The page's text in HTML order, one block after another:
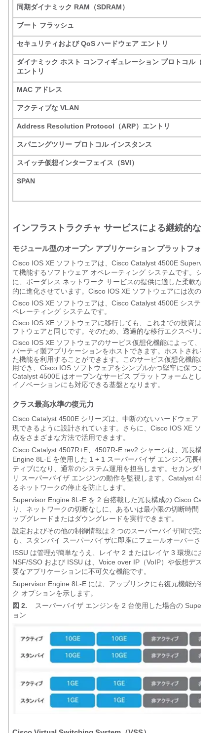
同期ダイナミック RAM（SDRAM）
ブート フラッシュ
セキュリティおよび QoS ハードウェア エントリ
ダイナミック ホスト コンフィギュレーション プロトコル（
エントリ
MAC アドレス
アクティブな VLAN
Address Resolution Protocol（ARP）エントリ
スパニングツリー プロトコル インスタンス
スイッチ仮想インターフェイス（SVI）
SPAN
インフラストラクチャ サービスによる継続的なイ
モジュール型のオープン アプリケーション プラットフォーム
Cisco IOS XE ソフトウェアは、Cisco Catalyst 4500E Supervisor
て機能するソフトウェア オペレーティング システムです。シス
に、ボーダレス ネットワーク サービスの提供に適した柔軟なア
的に進化させています。Cisco IOS XE ソフトウェアには次のよう
Cisco IOS XE ソフトウェアは、Cisco Catalyst 4500E システムの
ペレーティング システムです。
Cisco IOS XE ソフトウェアに移行しても、これまでの投資は無
フトウェアと同じです。そのため、透過的な移行エクスペリエン
Cisco IOS XE ソフトウェアのサービス仮想化機能によって、
パーティ製アプリケーションをホストできます。ホストされるア
た機能を利用することができます。このサービス仮想化機能によ
用でき、Cisco IOS ソフトウェアをシンプルかつ堅牢に保つこと
Catalyst 4500E はオープンなサービス プラットフォームとして
イノベーションにも対応できる基盤となります。
クラス最高水準の復元力
Cisco Catalyst 4500E シリーズは、中断のないハードウェア スイ
現できるように設計されています。さらに、Cisco IOS XE ソフ
点をさまざまな方法で活用できます。
Cisco Catalyst 4507R+E、4507R-E rev2 シャーシは、冗長構成
Engine 8L-E を使用した 1 + 1 スーパーバイザ エンジン冗長構成
ティブになり、通常のシステム運用を担当します。セカンダリ ス
リ スーパーバイザ エンジンの動作を監視します。Catalyst
るネットワークの停止を防止します。
Supervisor Engine 8L-E を 2 台搭載した冗長構成の Cisco
り、ネットワークの切断なしに、あるいは最小限の切断時間（
ップグレードまたはダウングレードを実行できます。
設定およびその他の制御情報は 2 つのスーパーバイザ間で完全に
も、スタンバイ スーパーバイザに即座にフェールオーバーされま
ISSU は管理が簡単なうえ、レイヤ 2 またはレイヤ 3 環境におけ
NSF/SSO および ISSU は、Voice over IP（VoIP）や仮想デスク
要なアプリケーションに不可欠な機能です。
Supervisor Engine 8L-E には、アップリンクにも復元機能が組み
ク オプションを示します。
図 2. スーパーバイザ エンジンを 2 台使用した場合の
ョン